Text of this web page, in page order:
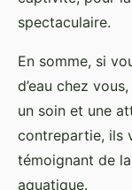
spectaculaire.
En somme, si
d’eau chez
un soin et une
contrepartie, ils
témoignant de
aquatique.